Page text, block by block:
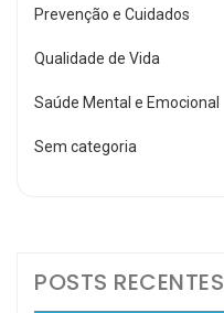
Prevenção e Cuidados
Qualidade de Vida
Saúde Mental e Emocional
Sem categoria
POSTS RECENTES